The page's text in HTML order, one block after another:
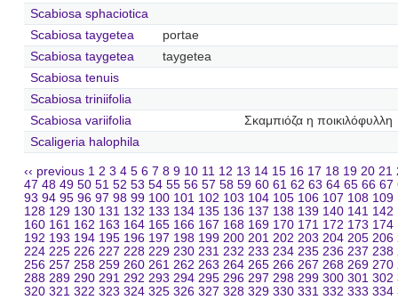
Scabiosa sphaciotica
Scabiosa taygetea
portae
Scabiosa taygetea
taygetea
Scabiosa tenuis
Scabiosa triniifolia
Scabiosa variifolia
Σκαμπιόζα η ποικιλόφυλλη
Scaligeria halophila
‹‹ previous 1 2 3 4 5 6 7 8 9 10 11 12 13 14 15 16 17 18 19 20 21
47 48 49 50 51 52 53 54 55 56 57 58 59 60 61 62 63 64 65 66 67
93 94 95 96 97 98 99 100 101 102 103 104 105 106 107 108 109
128 129 130 131 132 133 134 135 136 137 138 139 140 141 142
160 161 162 163 164 165 166 167 168 169 170 171 172 173 174
192 193 194 195 196 197 198 199 200 201 202 203 204 205 206
224 225 226 227 228 229 230 231 232 233 234 235 236 237 238
256 257 258 259 260 261 262 263 264 265 266 267 268 269 270
288 289 290 291 292 293 294 295 296 297 298 299 300 301 302
320 321 322 323 324 325 326 327 328 329 330 331 332 333 334